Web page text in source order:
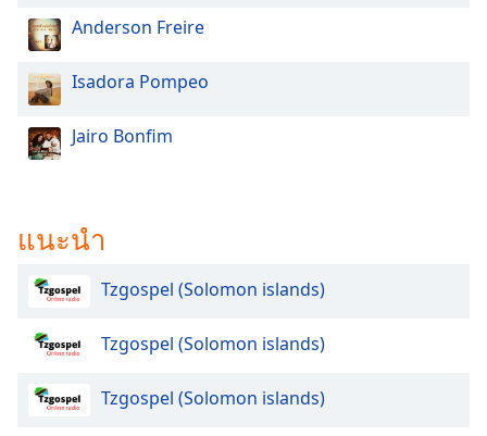
Opacity
Caption
Area
Background
Color
Font
Edge
Anderson Freire
Isadora Pompeo
Jairo Bonfim
แนะนำ
Tzgospel (Solomon islands)
Tzgospel (Solomon islands)
Tzgospel (Solomon islands)